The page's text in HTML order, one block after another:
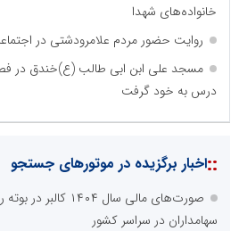
خانواده‌های شهدا
روایت حضور مردم علامرودشتی در
مسجد علی ابن ابی طالب (ع)خندق در
درس به خود گرفت
::اخبار برگزیده در موتورهای جستجو
صورت‌های مالی سال
سهامداران در سراسر کشور